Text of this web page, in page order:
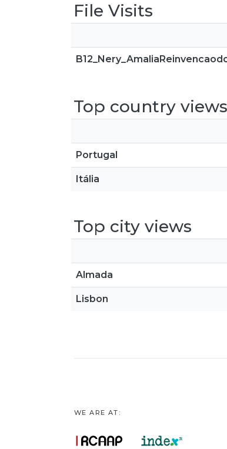
File Visits
Top country views
Portugal
Itália
Top city views
Almada
Lisbon
WE ARE AT: